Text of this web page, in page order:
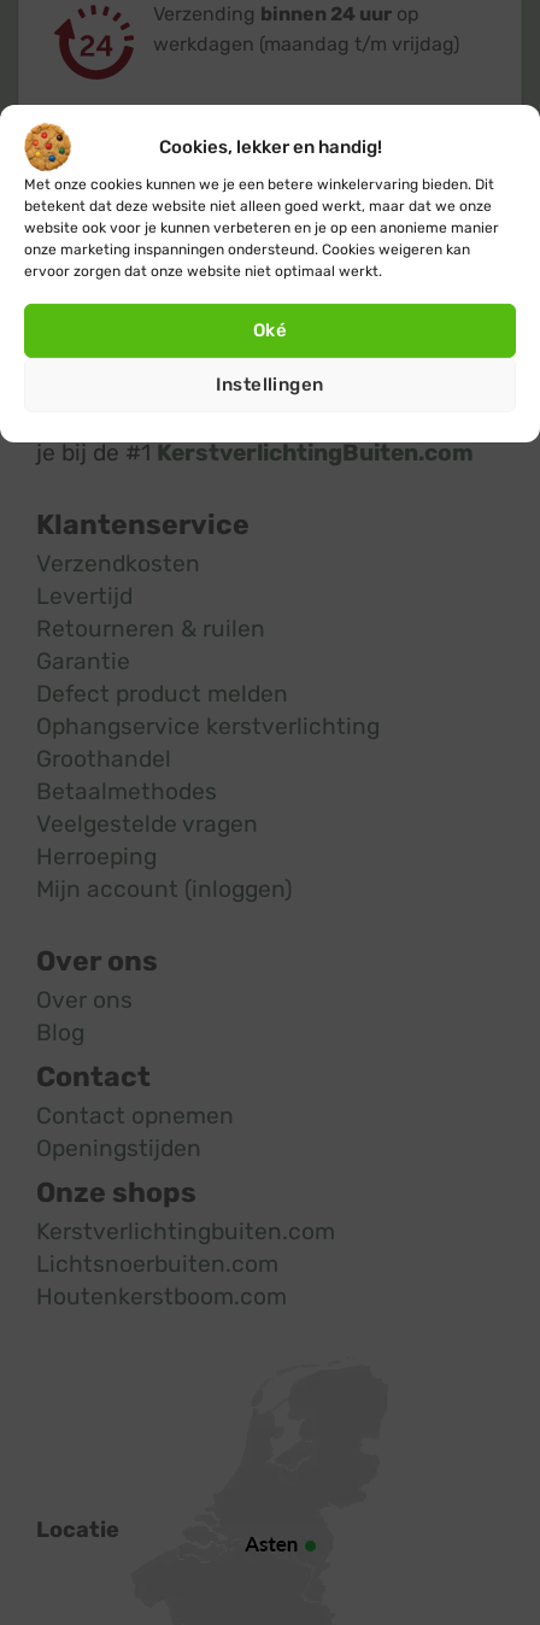
Cookies, lekker en handig!
Met onze cookies kunnen we je een betere winkelervaring bieden. Dit
betekent dat deze website niet alleen goed werkt, maar dat we onze
website ook voor je kunnen verbeteren en je op een anonieme manier
onze marketing inspanningen ondersteund. Cookies weigeren kan
ervoor zorgen dat onze website niet optimaal werkt.
Oké
Instellingen
Verzending binnen 24 uur op
werkdagen (maandag t/m vrijdag)
Klanten geven ons een 9,4op basis van
+14.800 beoordelingen
je bij de #1 KerstverlichtingBuiten.com
Klantenservice
Verzendkosten
Levertijd
Retourneren & ruilen
Garantie
Defect product melden
Ophangservice kerstverlichting
Groothandel
Betaalmethodes
Veelgestelde vragen
Herroeping
Mijn account (inloggen)
Over ons
Over ons
Blog
Contact
Contact opnemen
Openingstijden
Onze shops
Kerstverlichtingbuiten.com
Lichtsnoerbuiten.com
Houtenkerstboom.com
Locatie